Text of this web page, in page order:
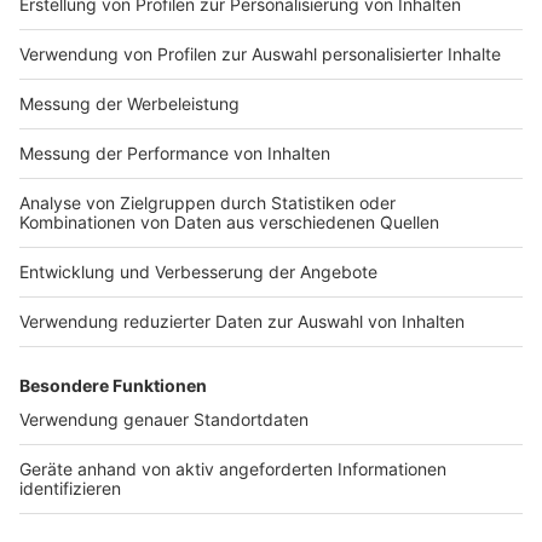
Einwanderer in diesem Land. Ich habe es geschafft
durch meine Stärke, durch meine Resilienz mein Leben
in diesem mir fremden Land zu bauen. Und ich glaube,
dass genau diese Stärke und diese Resilienz das ist,
was in dem Bundestag benötigt wird, um diese
wichtigen Zukunftsaufgaben konkret anzugehen.“
Anzeige
Wollt ihr noch mehr über David Neil Nethen
wissen? Schaut hier vorbei:
Anzeige
Website der Grünen im Kreis Viersen
David Neil Nethens Instagramprofil